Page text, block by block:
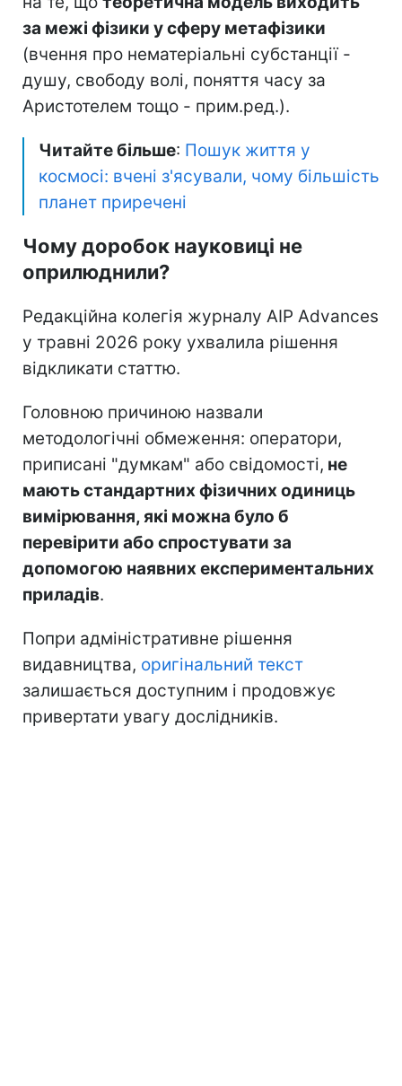
за межі фізики у сферу метафізики
(вчення про нематеріальні субстанції -
душу, свободу волі, поняття часу за
Аристотелем тощо - прим.ред.).
Читайте більше: Пошук життя у
космосі: вчені з'ясували, чому більшість
планет приречені
Чому доробок науковиці не
оприлюднили?
Редакційна колегія журналу AIP Advances
у травні 2026 року ухвалила рішення
відкликати статтю.
Головною причиною назвали
методологічні обмеження: оператори,
приписані "думкам" або свідомості, не
мають стандартних фізичних одиниць
вимірювання, які можна було б
перевірити або спростувати за
допомогою наявних експериментальних
приладів.
Попри адміністративне рішення
видавництва, оригінальний текст
залишається доступним і продовжує
привертати увагу дослідників.